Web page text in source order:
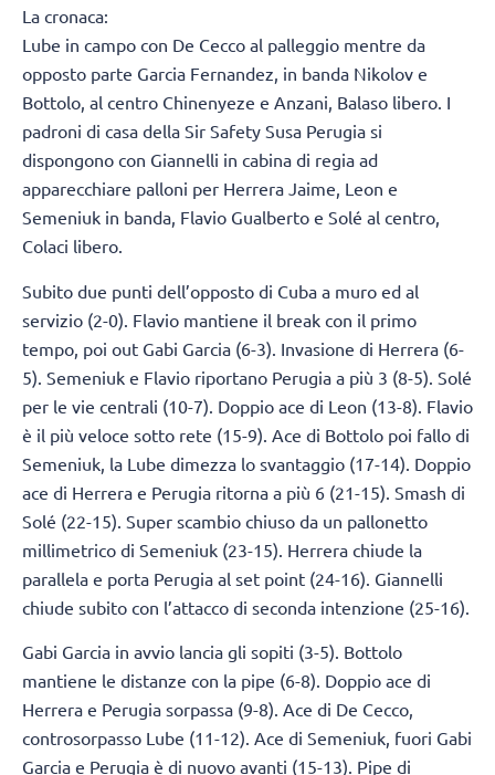
La cronaca:
Lube in campo con De Cecco al palleggio mentre da
opposto parte Garcia Fernandez, in banda Nikolov e
Bottolo, al centro Chinenyeze e Anzani, Balaso libero. I
padroni di casa della Sir Safety Susa Perugia si
dispongono con Giannelli in cabina di regia ad
apparecchiare palloni per Herrera Jaime, Leon e
Semeniuk in banda, Flavio Gualberto e Solé al centro,
Colaci libero.
Subito due punti dell’opposto di Cuba a muro ed al
servizio (2-0). Flavio mantiene il break con il primo
tempo, poi out Gabi Garcia (6-3). Invasione di Herrera (6-
5). Semeniuk e Flavio riportano Perugia a più 3 (8-5). Solé
per le vie centrali (10-7). Doppio ace di Leon (13-8). Flavio
è il più veloce sotto rete (15-9). Ace di Bottolo poi fallo di
Semeniuk, la Lube dimezza lo svantaggio (17-14). Doppio
ace di Herrera e Perugia ritorna a più 6 (21-15). Smash di
Solé (22-15). Super scambio chiuso da un pallonetto
millimetrico di Semeniuk (23-15). Herrera chiude la
parallela e porta Perugia al set point (24-16). Giannelli
chiude subito con l’attacco di seconda intenzione (25-16).
Gabi Garcia in avvio lancia gli sopiti (3-5). Bottolo
mantiene le distanze con la pipe (6-8). Doppio ace di
Herrera e Perugia sorpassa (9-8). Ace di De Cecco,
controsorpasso Lube (11-12). Ace di Semeniuk, fuori Gabi
Garcia e Perugia è di nuovo avanti (15-13). Pipe di